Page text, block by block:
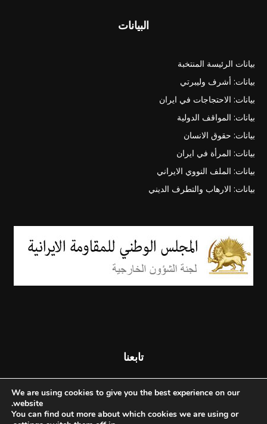
البيانات
بيانات الرئيسة المنتخبة
بيانات: أشرف وليبرتي
بيانات: الاحتجاجات في ايران
بيانات: المواقف الدولية
بيانات: حقوق الانسان
بيانات: المرأة في ايران
بيانات: الملف النووي الايراني
بيانات: الارهاب والتطرف الديني
تابعنا
We are using cookies to give you the best experience on our
website.
You can find out more about which cookies we are using or